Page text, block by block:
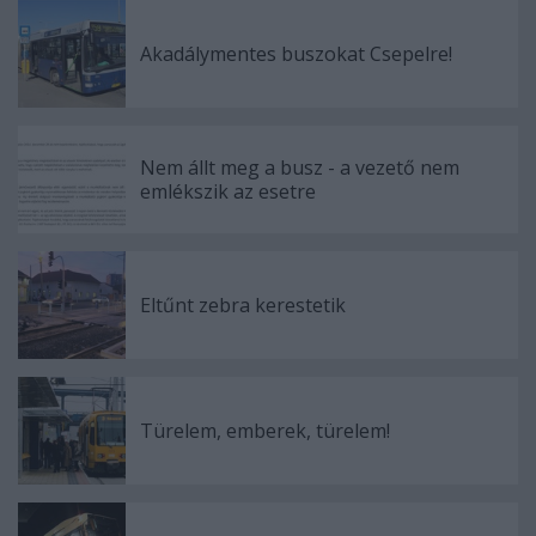
Akadálymentes buszokat Csepelre!
Nem állt meg a busz - a vezető nem
emlékszik az esetre
Eltűnt zebra kerestetik
Türelem, emberek, türelem!